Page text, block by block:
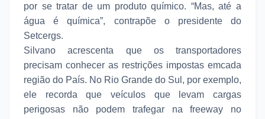
por se tratar de um produto químico. “Mas, até a
água é química”, contrapõe o presidente do
Setcergs.
Silvano acrescenta que os transportadores
precisam conhecer as restrições impostas emcada
região do País. No Rio Grande do Sul, por exemplo,
ele recorda que veículos que levam cargas
perigosas não podem trafegar na freeway no